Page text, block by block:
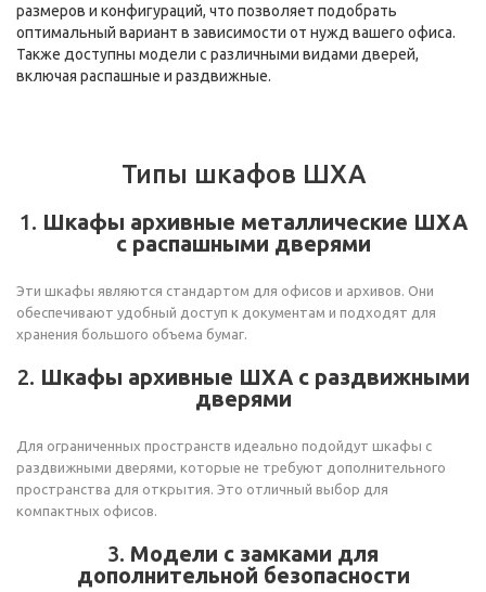
размеров и конфигураций, что позволяет подобрать
оптимальный вариант в зависимости от нужд вашего офиса.
Также доступны модели с различными видами дверей,
включая распашные и раздвижные.
Типы шкафов ШХА
1. Шкафы архивные металлические ШХА
с распашными дверями
Эти шкафы являются стандартом для офисов и архивов. Они
обеспечивают удобный доступ к документам и подходят для
хранения большого объема бумаг.
2. Шкафы архивные ШХА с раздвижными
дверями
Для ограниченных пространств идеально подойдут шкафы с
раздвижными дверями, которые не требуют дополнительного
пространства для открытия. Это отличный выбор для
компактных офисов.
3. Модели с замками для
дополнительной безопасности